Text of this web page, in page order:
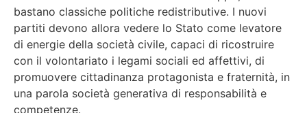
bastano classiche politiche redistributive. I nuovi
partiti devono allora vedere lo Stato come levatore
di energie della società civile, capaci di ricostruire
con il volontariato i legami sociali ed affettivi, di
promuovere cittadinanza protagonista e fraternità, in
una parola società generativa di responsabilità e
competenze.